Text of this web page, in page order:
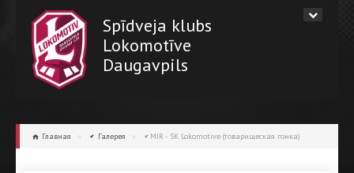
Spīdveja klubs
Lokomotīve
Daugavpils
Главная » Галерея » MIR - SK Lokomotive (товарищеская гонка)